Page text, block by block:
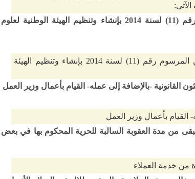
مرسوم رقم (14) لسنة 2025 بتعديل المرسوم رقم (11) لسنة 2014 بإنشاء وتنظيم الهيئة الوطنية لعلوم
يستبدل بتعريف (الهيئة) الوارد في المادة (1) من المرسوم رقم (11) لسنة 2014 بإنشاء وتنظيم الهيئة
القيام بأعمال وزير العمل
الخاص عما تبقى من مدة العقوبة السالبة للحرية المحكوم بها في بعض